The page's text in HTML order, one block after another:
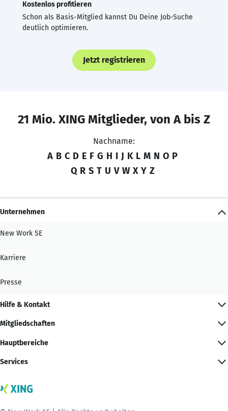
Kostenlos profitieren
Schon als Basis-Mitglied kannst Du Deine Job-Suche
deutlich optimieren.
Jetzt registrieren
21 Mio. XING Mitglieder, von A bis Z
Nachname:
A B C D E F G H I J K L M N O P
Q R S T U V W X Y Z
Unternehmen
New Work SE
Karriere
Presse
Hilfe & Kontakt
Mitgliedschaften
Hauptbereiche
Services